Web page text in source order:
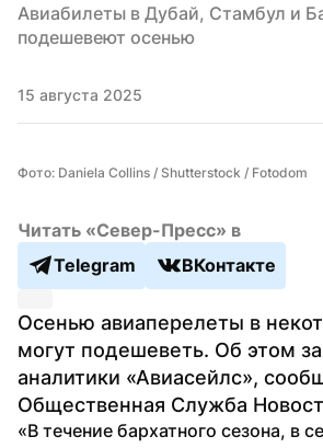
Авиабилеты в Дубай, Стамбул и
подешевеют осенью
15 августа 2025
Фото: Daniela Collins / Shutterstock / Fotodom
Читать «Север-Пресс» в
Telegram
ВКонтакте
Осенью авиаперелеты в
могут подешеветь. Об этом
аналитики «Авиасейлс»,
Общественная Служба
«В течение бархатного сезона, в